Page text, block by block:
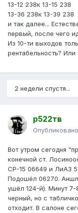
13-12 238к 13-15 238
13-36 238к 13-39 238
и так далее...
первый, после чего
Из 10-ти выходов
рентабельность?
2 недели спустя...
р522тв
Опубликовано
Вот утром сегодня
конечной ст.
СР-15 06649 и ЛиАЗ
Подошёл 06270.
ушёл 124-й). Минут 7-
черный, но с
отходит. В салоне